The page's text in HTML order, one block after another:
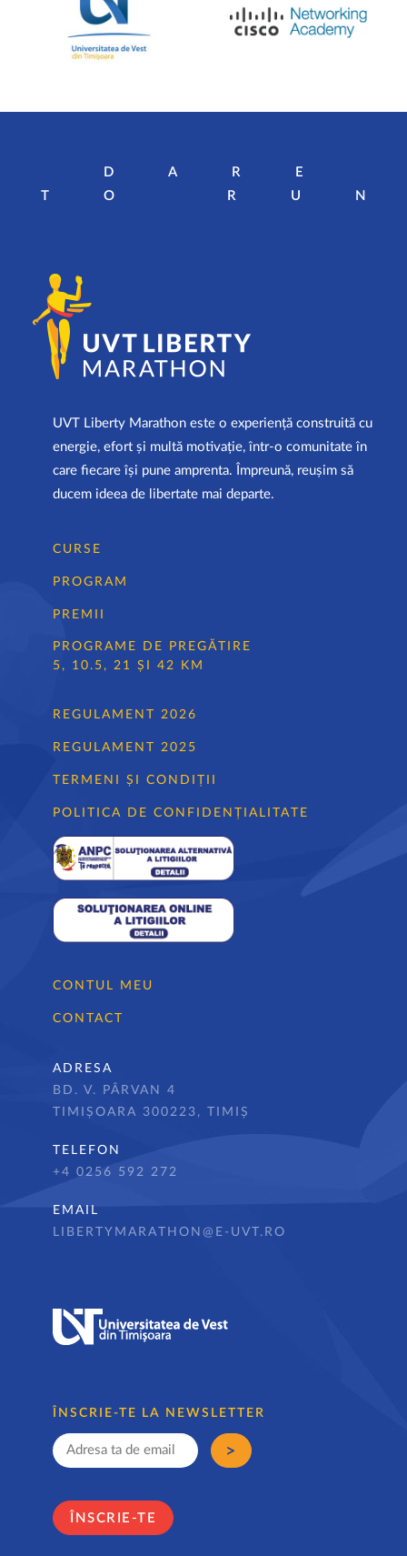
DARE
TO
UVT Liberty Marathon este o experiență construită cu
energie, efort și multă motivație, într-o comunitate în
care fiecare își pune amprenta. Împreună, reușim să
ducem ideea de libertate mai departe.
CURSE
PROGRAM
PREMII
PROGRAME DE PREGĂTIRE
5, 10.5, 21 ȘI 42 KM
REGULAMENT 2026
REGULAMENT 2025
TERMENI ȘI CONDIȚII
POLITICA DE CONFIDENȚIALITATE
CONTUL MEU
CONTACT
ADRESA
BD. V. PÂRVAN 4
TIMIȘOARA 300223, TIMIȘ
TELEFON
+4 0256 592 272
EMAIL
LIBERTYMARATHON@E-UVT.RO
ÎNSCRIE-TE LA NEWSLETTER
ÎNSCRIE-TE